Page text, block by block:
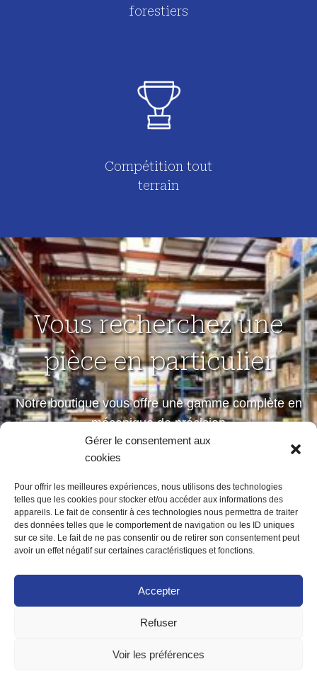
Gérer le consentement aux
cookies
Pour offrir les meilleures expériences, nous utilisons des technologies
telles que les cookies pour stocker et/ou accéder aux informations des
appareils. Le fait de consentir à ces technologies nous permettra de traiter
des données telles que le comportement de navigation ou les ID uniques
sur ce site. Le fait de ne pas consentir ou de retirer son consentement peut
avoir un effet négatif sur certaines caractéristiques et fonctions.
Accepter
Refuser
Voir les préférences
forestiers
Compétition tout
terrain
Vous recherchez une
pièce en particulier
Notre boutique vous offre une gamme complète en
mécanique de précision
petites et moyennes séries
Notre boutique
MENTIONS LÉGALES
POLITIQUE DE CONFIDENTIALITÉ